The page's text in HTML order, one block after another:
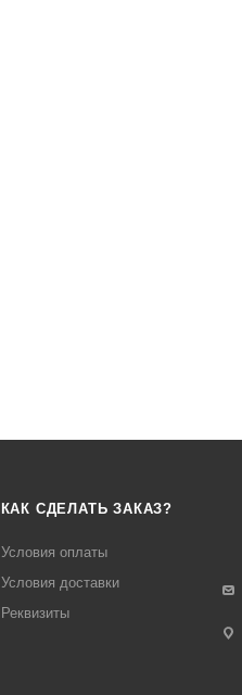
КАК СДЕЛАТЬ ЗАКАЗ?
Условия оплаты
Условия доставки
Реквизиты